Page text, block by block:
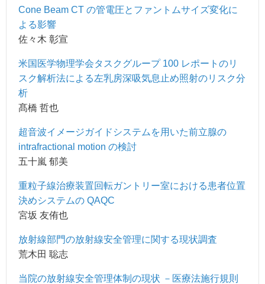
Cone Beam CT の管電圧とファントムサイズ変化に
よる影響
佐々木 彰宣
米国医学物理学会タスクグループ 100 レポートのリ
スク解析法による左乳房深吸気息止め照射のリスク分
析
髙橋 哲也
超音波イメージガイドシステムを用いた前立腺の
intrafractional motion の検討
五十嵐 郁美
重粒子線治療装置回転ガントリー室における患者位置
決めシステムの QAQC
宮坂 友侑也
放射線部門の放射線安全管理に関する現状調査
荒木田 聡志
当院の放射線安全管理体制の現状 －医療法施行規則